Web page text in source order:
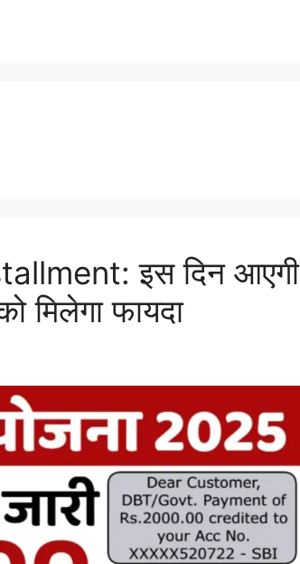
इस दिन आएगी
मिलेगा फायदा